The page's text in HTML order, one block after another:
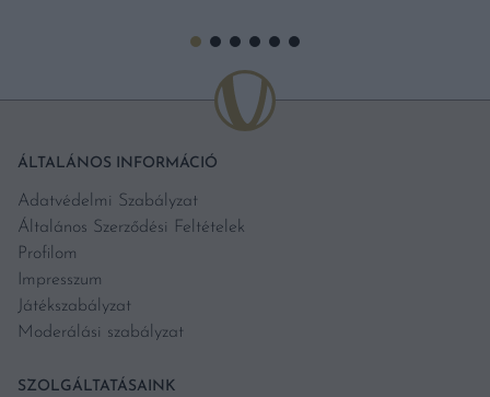
ÁLTALÁNOS INFORMÁCIÓ
Adatvédelmi Szabályzat
Általános Szerződési Feltételek
Profilom
Impresszum
Játékszabályzat
Moderálási szabályzat
SZOLGÁLTATÁSAINK